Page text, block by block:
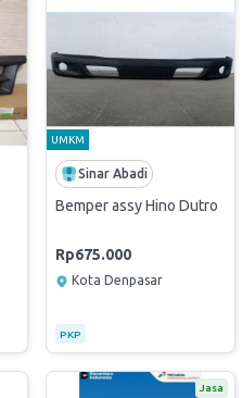
UMKM
Sinar Abadi
Bemper assy Hino Dutro
Rp675.000
Kota Denpasar
PKP
Jasa